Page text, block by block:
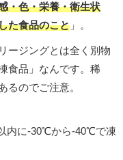
・色・栄養・衛生状
た食品のこと 」。
ージングとは全く別物
食品」なんです。稀
るのでご注意。
内に-30℃から-40℃で凍